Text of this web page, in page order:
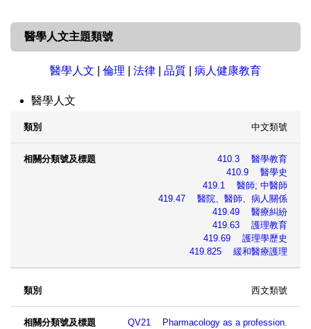
期刊館藏清單
教授指定參考書查詢| 申請
期刊資料指引
電子資源AI加值清單
醫學人文主題類號
醫學人文 倫理 法律 品質 病人健康教育
醫學人文
類別 中文類號
410.3 醫學教育
410.9 醫學史
419.1 醫師; 中醫師
419.47 醫院、醫師、病人關係
419.49 醫療糾紛
419.63 護理教育
419.69 護理學歷史
419.825 緩和醫療護理
西文類號
QV21 Pharmacology as a profession.